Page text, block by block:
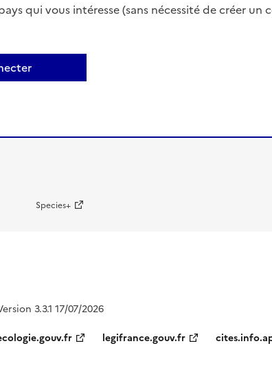
qui vous intéresse (sans nécessité de créer un
Species+
3.3.1 17/07/2026
legifrance.gouv.fr